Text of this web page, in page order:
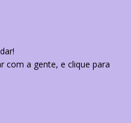
com a gente, e clique para